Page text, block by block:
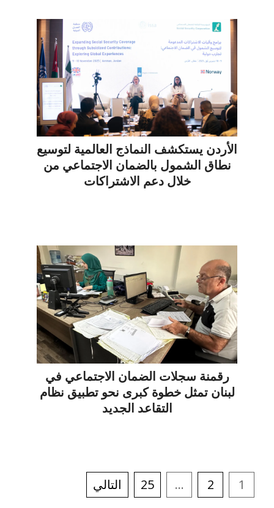
الأردن يستكشف النماذج العالمية لتوسيع
نطاق الشمول بالضمان الاجتماعي من
خلال دعم الاشتراكات
رقمنة سجلات الضمان الاجتماعي في
لبنان تمثل خطوة كبرى نحو تطبيق نظام
التقاعد الجديد
1
2
…
25 التالي